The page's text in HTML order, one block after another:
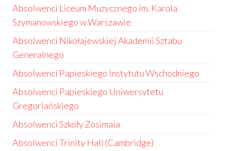
Absolwenci Liceum Muzycznego im. Karola
Szymanowskiego w Warszawie
Absolwenci Nikołajewskiej Akademii Sztabu
Generalnego
Absolwenci Papieskiego Instytutu Wschodniego
Absolwenci Papieskiego Uniwersytetu
Gregoriańskiego
Absolwenci Szkoły Zosimaia
Absolwenci Trinity Hall (Cambridge)